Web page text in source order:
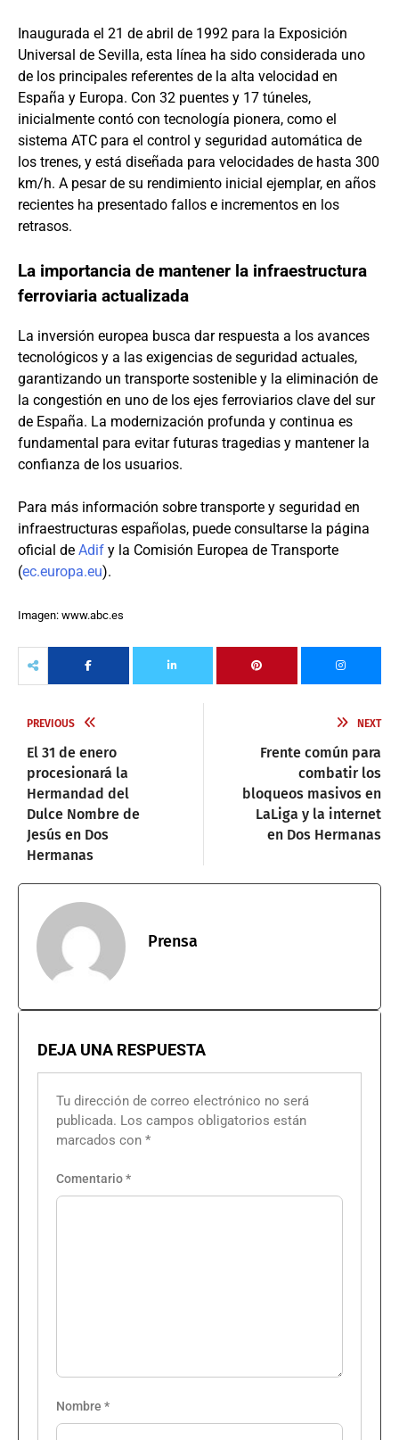
Inaugurada el 21 de abril de 1992 para la Exposición
Universal de Sevilla, esta línea ha sido considerada uno
de los principales referentes de la alta velocidad en
España y Europa. Con 32 puentes y 17 túneles,
inicialmente contó con tecnología pionera, como el
sistema ATC para el control y seguridad automática de
los trenes, y está diseñada para velocidades de hasta 300
km/h. A pesar de su rendimiento inicial ejemplar, en años
recientes ha presentado fallos e incrementos en los
retrasos.
La importancia de mantener la infraestructura
ferroviaria actualizada
La inversión europea busca dar respuesta a los avances
tecnológicos y a las exigencias de seguridad actuales,
garantizando un transporte sostenible y la eliminación de
la congestión en uno de los ejes ferroviarios clave del sur
de España. La modernización profunda y continua es
fundamental para evitar futuras tragedias y mantener la
confianza de los usuarios.
Para más información sobre transporte y seguridad en
infraestructuras españolas, puede consultarse la página
oficial de Adif y la Comisión Europea de Transporte
(ec.europa.eu).
Imagen: www.abc.es
PREVIOUS
El 31 de enero
procesionará la
Hermandad del
Dulce Nombre de
Jesús en Dos
Hermanas
NEXT
Frente común para
combatir los
bloqueos masivos en
LaLiga y la internet
en Dos Hermanas
Prensa
DEJA UNA RESPUESTA
Tu dirección de correo electrónico no será
publicada. Los campos obligatorios están
marcados con *
Comentario*
Nombre *